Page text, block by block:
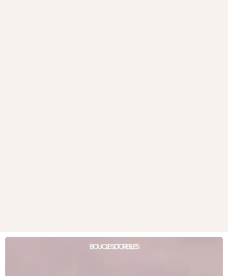
BOUCLES D'OREILLES